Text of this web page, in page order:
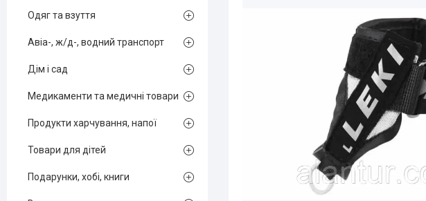
Одяг та взуття
Авіа-, ж/д-, водний транспорт
Дім і сад
Медикаменти та медичні товари
Продукти харчування, напої
Товари для дітей
Подарунки, хобі, книги